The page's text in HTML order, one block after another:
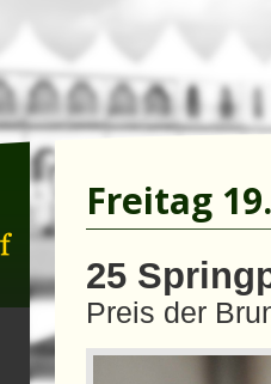
Freitag
25
Preis der